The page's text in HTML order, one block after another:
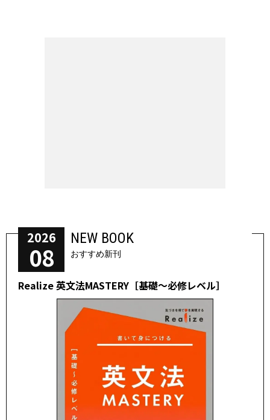
2026
08
NEW BOOK
おすすめ新刊
Realize 英文法MASTERY［基礎～必修レベル］